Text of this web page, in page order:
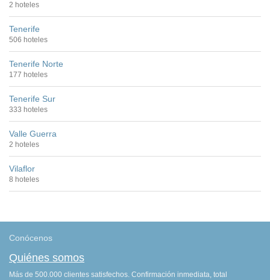
2 hoteles
Tenerife
506 hoteles
Tenerife Norte
177 hoteles
Tenerife Sur
333 hoteles
Valle Guerra
2 hoteles
Vilaflor
8 hoteles
Conócenos
Quiénes somos
Más de 500.000 clientes satisfechos. Confirmación inmediata, total